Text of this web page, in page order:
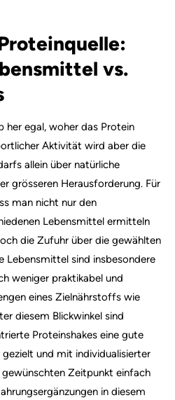
vs.
her egal, woher das Protein
Aktivität wird aber die
allein über natürliche
grösseren Herausforderung. Für
man nicht nur den
Lebensmittel ermitteln
die Zufuhr über die gewählten
Lebensmittel sind insbesondere
weniger praktikabel und
eines Zielnährstoffs wie
diesem Blickwinkel sind
Proteinshakes eine gute
und mit individualisierter
Zeitpunkt einfach
in diesem